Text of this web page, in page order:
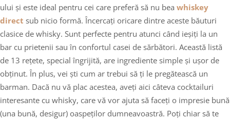
ului și este ideal pentru cei care preferă să nu bea whiskey
direct sub nicio formă. Încercați oricare dintre aceste băuturi
clasice de whisky. Sunt perfecte pentru atunci când ieșiți la un
bar cu prietenii sau în confortul casei de sărbători. Această listă
de 13 rețete, special îngrijită, are ingrediente simple și ușor de
obținut. În plus, vei ști cum ar trebui să ți le pregătească un
barman. Dacă nu vă plac acestea, aveți aici câteva cocktailuri
interesante cu whisky, care vă vor ajuta să faceți o impresie bună
(una bună, desigur) oaspeților dumneavoastră. Poți chiar să te